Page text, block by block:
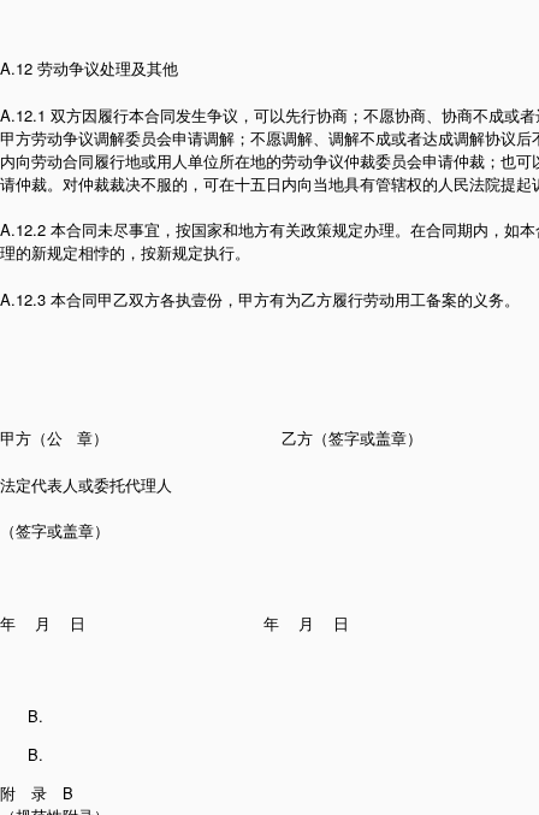
A.12 劳动争议处理及其他
A.12.1 双方因履行本合同发生争议，可以先行协商；不愿协商、协商不成或
甲方劳动争议调解委员会申请调解；不愿调解、调解不成或者达成调解协议
内向劳动合同履行地或用人单位所在地的劳动争议仲裁委员会申请仲裁；也
请仲裁。对仲裁裁决不服的，可在十五日内向当地具有管辖权的人民法院提起
A.12.2 本合同未尽事宜，按国家和地方有关政策规定办理。在合同期内，如
理的新规定相悖的，按新规定执行。
A.12.3 本合同甲乙双方各执壹份，甲方有为乙方履行劳动用工备案的义务。
甲方（公 章） 乙方（签字或盖章）
法定代表人或委托代理人
（签字或盖章）
年 月 日 年 月 日
附 录 B